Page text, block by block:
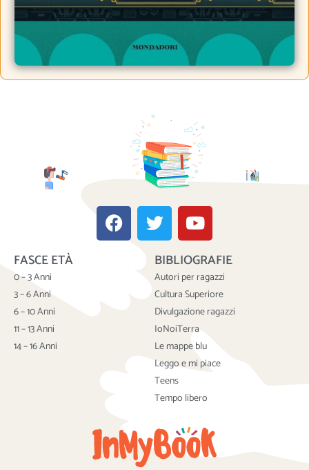
F
a
c
T
w
i
t
t
e
r
Y
o
u
t
u
b
e
FASCE ETÀ
0 – 3 Anni
3 – 6 Anni
6 – 10 Anni
11 – 13 Anni
14 – 16 Anni
BIBLIOGRAFIE
Autori per ragazzi
Cultura Superiore
Divulgazione ragazzi
IoNoiTerra
Le mappe blu
Leggo e mi piace
Teens
Tempo libero